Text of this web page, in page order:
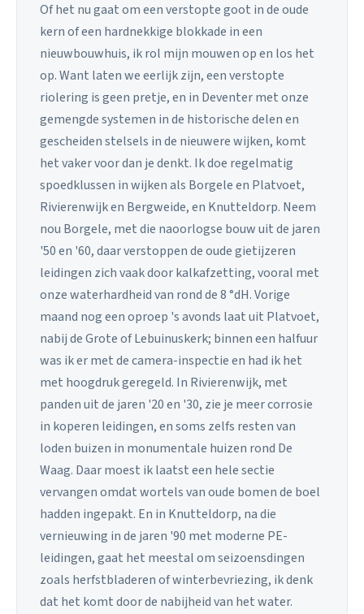
Of het nu gaat om een verstopte goot in de oude
kern of een hardnekkige blokkade in een
nieuwbouwhuis, ik rol mijn mouwen op en los het
op. Want laten we eerlijk zijn, een verstopte
riolering is geen pretje, en in Deventer met onze
gemengde systemen in de historische delen en
gescheiden stelsels in de nieuwere wijken, komt
het vaker voor dan je denkt. Ik doe regelmatig
spoedklussen in wijken als Borgele en Platvoet,
Rivierenwijk en Bergweide, en Knutteldorp. Neem
nou Borgele, met die naoorlogse bouw uit de jaren
'50 en '60, daar verstoppen de oude gietijzeren
leidingen zich vaak door kalkafzetting, vooral met
onze waterhardheid van rond de 8 °dH. Vorige
maand nog een oproep 's avonds laat uit Platvoet,
nabij de Grote of Lebuinuskerk; binnen een halfuur
was ik er met de camera-inspectie en had ik het
met hoogdruk geregeld. In Rivierenwijk, met
panden uit de jaren '20 en '30, zie je meer corrosie
in koperen leidingen, en soms zelfs resten van
loden buizen in monumentale huizen rond De
Waag. Daar moest ik laatst een hele sectie
vervangen omdat wortels van oude bomen de boel
hadden ingepakt. En in Knutteldorp, na die
vernieuwing in de jaren '90 met moderne PE-
leidingen, gaat het meestal om seizoensdingen
zoals herfstbladeren of winterbevriezing, ik denk
dat het komt door de nabijheid van het water.